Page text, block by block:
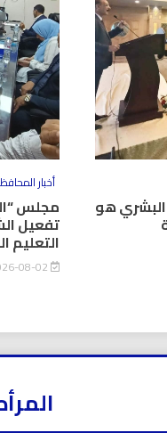
البشري هو
أخبار
مجلس
تفعيل
التعليم